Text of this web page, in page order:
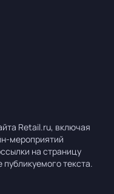
Retail.ru, включая
мероприятий
на страницу
текста.